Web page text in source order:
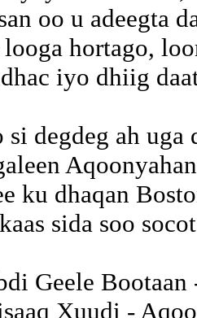
oo u adeegta
looga hortago,
iyo dhiig
degdeg ah uga
ku dhaqan
sida soo
Geele
Xuudi -